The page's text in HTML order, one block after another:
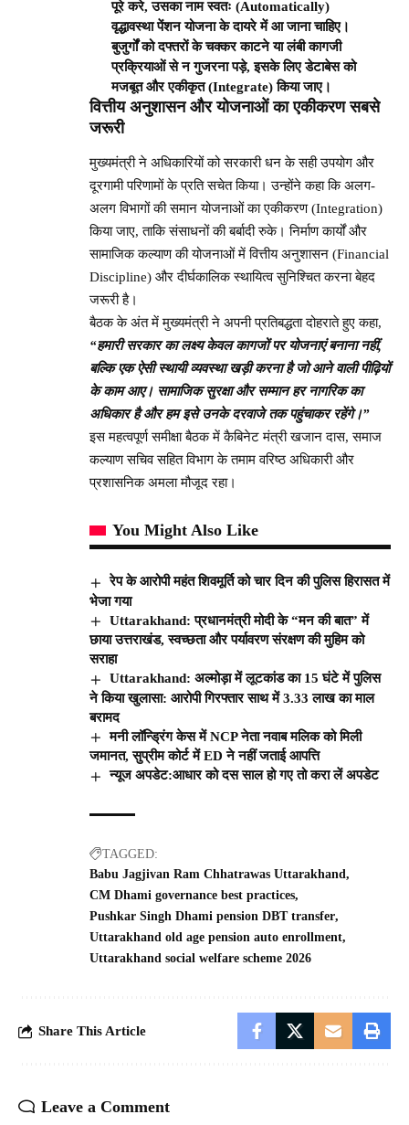
पूरे करे, उसका नाम स्वतः (Automatically)
वृद्धावस्था पेंशन योजना के दायरे में आ जाना चाहिए।
बुजुर्गों को दफ्तरों के चक्कर काटने या लंबी कागजी
प्रक्रियाओं से न गुजरना पड़े, इसके लिए डेटाबेस को
मजबूत और एकीकृत (Integrate) किया जाए।
वित्तीय अनुशासन और योजनाओं का एकीकरण सबसे
जरूरी
मुख्यमंत्री ने अधिकारियों को सरकारी धन के सही उपयोग और
दूरगामी परिणामों के प्रति सचेत किया। उन्होंने कहा कि अलग-
अलग विभागों की समान योजनाओं का एकीकरण (Integration)
किया जाए, ताकि संसाधनों की बर्बादी रुके। निर्माण कार्यों और
सामाजिक कल्याण की योजनाओं में वित्तीय अनुशासन (Financial
Discipline) और दीर्घकालिक स्थायित्व सुनिश्चित करना बेहद
जरूरी है।
बैठक के अंत में मुख्यमंत्री ने अपनी प्रतिबद्धता दोहराते हुए कहा,
“हमारी सरकार का लक्ष्य केवल कागजों पर योजनाएं बनाना नहीं,
बल्कि एक ऐसी स्थायी व्यवस्था खड़ी करना है जो आने वाली पीढ़ियों
के काम आए। सामाजिक सुरक्षा और सम्मान हर नागरिक का
अधिकार है और हम इसे उनके दरवाजे तक पहुंचाकर रहेंगे।”
इस महत्वपूर्ण समीक्षा बैठक में कैबिनेट मंत्री खजान दास, समाज
कल्याण सचिव सहित विभाग के तमाम वरिष्ठ अधिकारी और
प्रशासनिक अमला मौजूद रहा।
You Might Also Like
रेप के आरोपी महंत शिवमूर्ति को चार दिन की पुलिस हिरासत में
भेजा गया
Uttarakhand: प्रधानमंत्री मोदी के “मन की बात” में
छाया उत्तराखंड, स्वच्छता और पर्यावरण संरक्षण की मुहिम को
सराहा
Uttarakhand: अल्मोड़ा में लूटकांड का 15 घंटे में पुलिस
ने किया खुलासा: आरोपी गिरफ्तार साथ में 3.33 लाख का माल
बरामद
मनी लॉन्ड्रिंग केस में NCP नेता नवाब मलिक को मिली
जमानत, सुप्रीम कोर्ट में ED ने नहीं जताई आपत्ति
न्यूज अपडेट:आधार को दस साल हो गए तो करा लें अपडेट
TAGGED:
Babu Jagjivan Ram Chhatrawas Uttarakhand
CM Dhami governance best practices
Pushkar Singh Dhami pension DBT transfer
Uttarakhand old age pension auto enrollment
Uttarakhand social welfare scheme 2026
Share This Article
Leave a Comment